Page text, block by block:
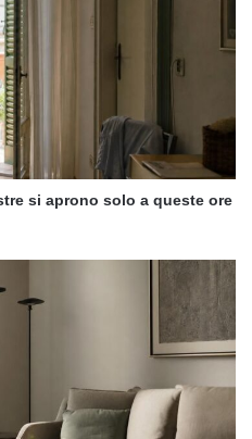
si aprono solo a queste ore